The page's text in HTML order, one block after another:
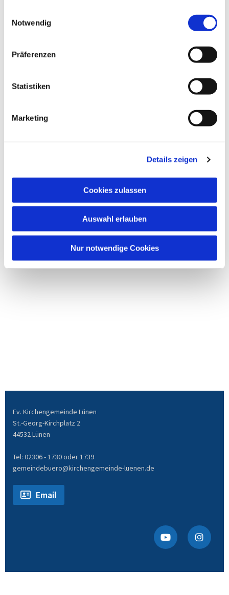
Notwendig
Präferenzen
Statistiken
Marketing
Details zeigen
Cookies zulassen
Auswahl erlauben
Nur notwendige Cookies
Ev. Kirchengemeinde Lünen
St.-Georg-Kirchplatz 2
44532 Lünen
Tel: 02306 - 1730 oder 1739
gemeindebuero@kirchengemeinde-luenen.de
Email